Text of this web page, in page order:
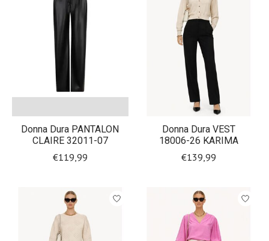
Donna Dura PANTALON
CLAIRE 32011-07
€119,99
Donna Dura VEST
18006-26 KARIMA
€139,99